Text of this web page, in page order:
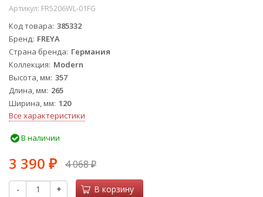
Артикул: FR5206WL-01FG
Код товара 385332
Бренд FREYA
Страна бренда Германия
Коллекция Modern
Высота, мм 357
Длина, мм 265
Ширина, мм 120
Все характеристики
В наличии
3 390 ₽ 4 068₽
- + В корзину